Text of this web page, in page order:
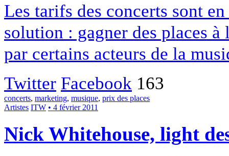
Les tarifs des concerts sont
solution : gagner des places
par certains acteurs de la
Twitter Facebook 163
concerts, marketing, musique, prix des places
Artistes ITW • 4 février 2011
Nick Whitehouse, light